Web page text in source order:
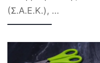
(Σ.Α.Ε.Κ.), ...